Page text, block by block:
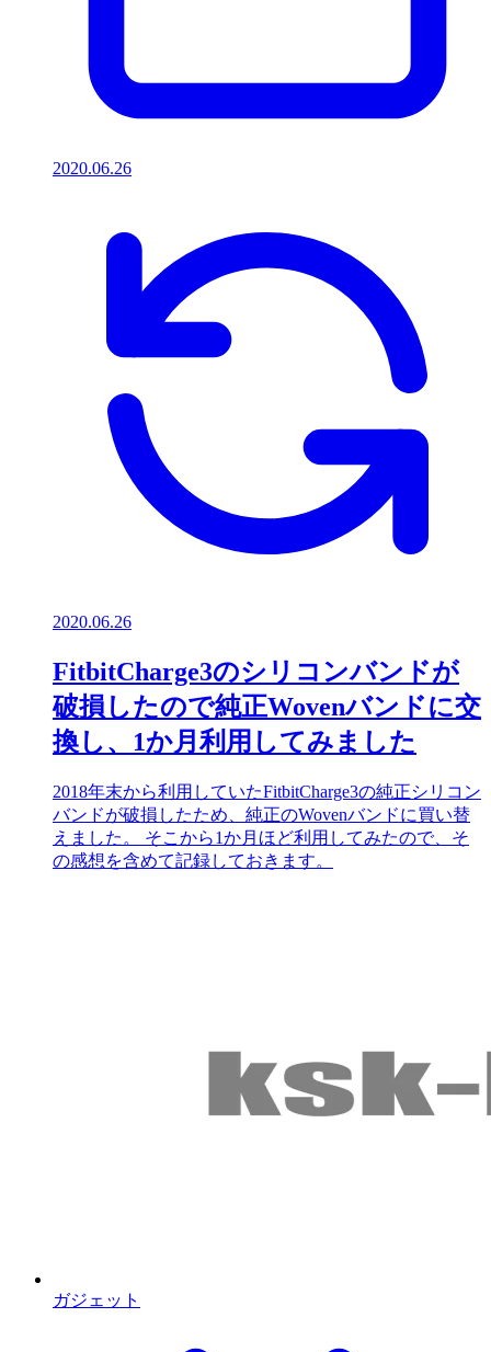
2020.06.26
2020.06.26
FitbitCharge3のシリコンバンドが
破損したので純正Wovenバンドに交
換し、1か月利用してみました
2018年末から利用していたFitbitCharge3の純正シリコン
バンドが破損したため、純正のWovenバンドに買い替
えました。 そこから1か月ほど利用してみたので、そ
の感想を含めて記録しておきます。
ガジェット